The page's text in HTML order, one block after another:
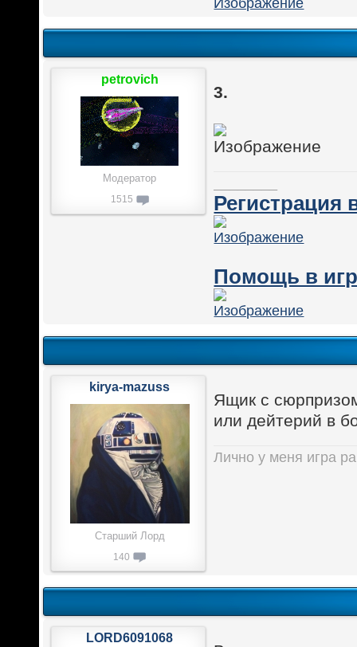
3.
Регистрация
Помощь в
petrovich
Модератор
1515
Ящик с
или дейтерий в
Лично у меня игра
kirya-mazuss
Старший Лорд
140
LORD6091068